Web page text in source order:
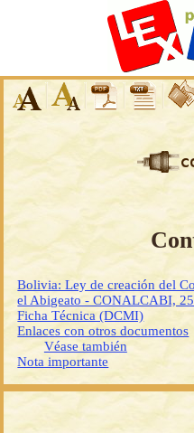
Bolivia: Ley de creación del
el Abigeato - CONALCABI,
Ficha Técnica (DCMI)
Enlaces con otros documentos
Véase también
Nota importante